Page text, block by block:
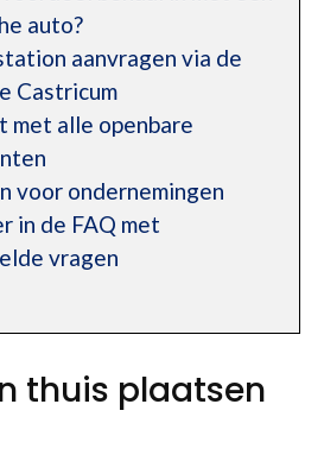
auto?
aanvragen via de
Castricum
met alle openbare
voor ondernemingen
in de FAQ met
vragen
thuis plaatsen